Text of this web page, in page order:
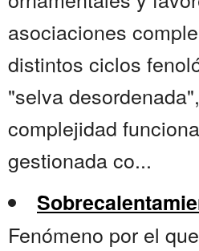
asociaciones
distintos ciclos
"selva
complejidad
gestionada co...
Fenómeno por el